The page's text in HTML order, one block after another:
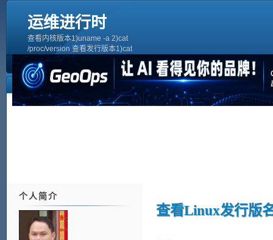
运维进行时
查看内核版本1)uname -a 2)cat
/proc/version 查看发行版本1)cat
/etc/issue2)vi /etc/redhat-release
查看Linux发行版
个人简介